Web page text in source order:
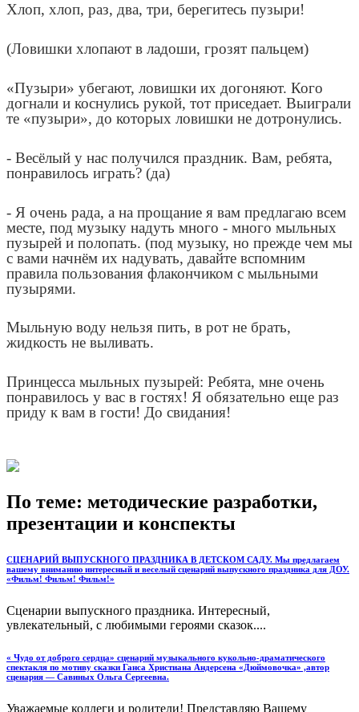
Хлоп, хлоп, раз, два, три, берегитесь пузыри!
(Ловишки хлопают в ладоши, грозят пальцем)
«Пузыри» убегают, ловишки их догоняют. Кого
догнали и коснулись рукой, тот приседает. Выиграли
те «пузыри», до которых ловишки не дотронулись.
- Весёлый у нас получился праздник. Вам, ребята,
понравилось играть? (да)
- Я очень рада, а на прощание я вам предлагаю всем
месте, под музыку надуть много - много мыльных
пузырей и полопать. (под музыку, но прежде чем мы
с вами начнём их надувать, давайте вспомним
правила пользования флакончиком с мыльными
пузырями.
Мыльную воду нельзя пить, в рот не брать,
жидкость не выливать.
Принцесса мыльных пузырей: Ребята, мне очень
понравилось у вас в гостях! Я обязательно еще раз
приду к вам в гости! До свидания!
По теме: методические разработки,
презентации и конспекты
СЦЕНАРИЙ ВЫПУСКНОГО ПРАЗДНИКА В ДЕТСКОМ САДУ. Мы предлагаем
вашему вниманию интересный и веселый сценарий выпускного праздника для ДОУ.
«Фильм! Фильм! Фильм!»
Сценарии выпускного праздника. Интересный,
увлекательный, с любимыми героями сказок....
« Чудо от доброго сердца» сценарий музыкального кукольно-драматического
спектакля по мотиву сказки Ганса Христиана Андерсена «Дюймовочка» ,автор
сценария — Савиных Ольга Сергеевна.
Уважаемые коллеги и родители! Представляю Вашему